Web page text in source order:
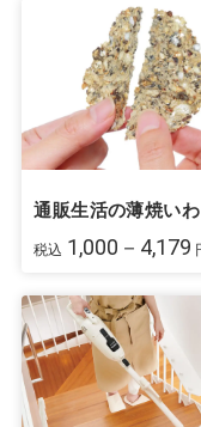
通販生活の薄焼い
税込 1,000－4,179